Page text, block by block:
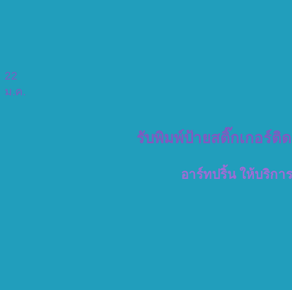
22
ม.ค.
รับพิมพ์ป้ายสติ๊กเกอร์ติ
อาร์ทปริ้น ให้บริกา